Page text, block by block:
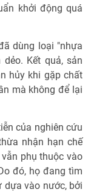
khởi động quá
dùng loại "nhựa
Kết quả, sản
hủy khi gặp chất
mà không để lại
của nghiên cứu
nhận hạn chế
phụ thuộc vào
đó, họ đang tìm
dựa vào nước, bởi